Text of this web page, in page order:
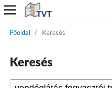
Főoldal / Keresés
Keresés